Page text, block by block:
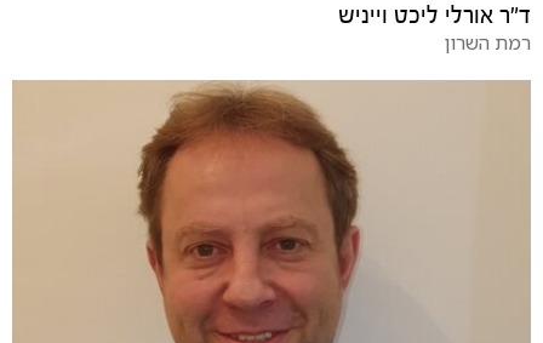
ד"ר אורלי ליכט וייניש
רמת השרון